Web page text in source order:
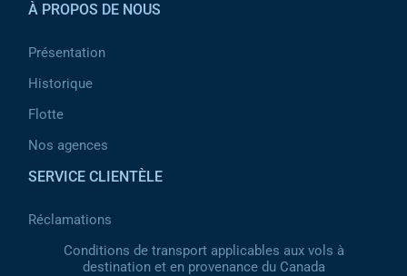
À PROPOS DE NOUS
Présentation
Historique
Flotte
Nos agences
SERVICE CLIENTÈLE
Réclamations
Conditions de transport applicables aux vols à
destination et en provenance du Canada